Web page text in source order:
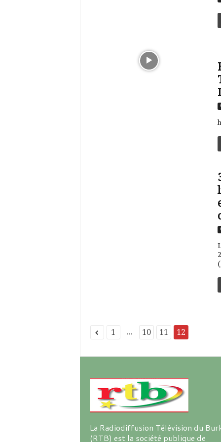
1 ... 10 11 12
La Radiodiffusion Télévision du
(RTB) est la société publique de